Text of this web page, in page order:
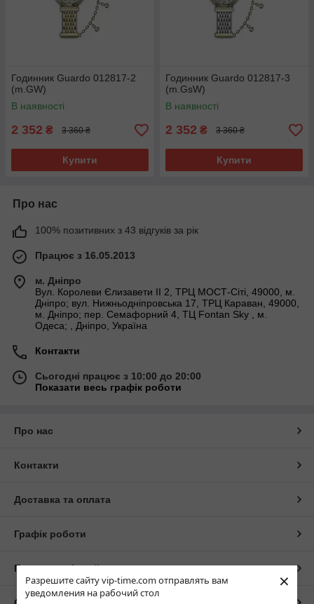
Разрешите сайту vip-time.com отправлять вам
уведомления на рабочий стол
×
Годинник Guardo 012817-2
(m.GW)
В наявності
2 352 ₴ 3 360 ₴
Купити
Годинник Guardo 012817-3
(m.GsW)
В наявності
2 352 ₴ 3 360 ₴
Купити
Про нас
100% позитивних з 43 відгуків за рік
Працює з 16.05.2013
м. Дніпро
Вул. Королеви Єлизавети ІІ 2, ТРЦ МОСТ-Сіті, 49000, м.
Дніпро; вул. Нижньодніпровська 17, ТРЦ Караван, 49000,
м. Дніпро; пер. Семафорний 4, ТЦ Fontan Sky , м.
Одеса; , Дніпро, Україна
Контакти
Сьогодні працює з 10:00 до 20:00
Показати весь графік роботи
Про нас
Контакти
Доставка та оплата
Графік роботи
Повна версія сайту